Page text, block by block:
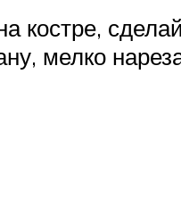
костре,
мелко